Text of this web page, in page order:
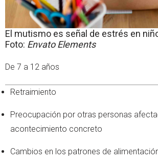
El mutismo es señal de estrés en
Foto: Envato Elements
De 7 a 12 años
Retraimiento
Preocupación por otras personas
acontecimiento concreto
Cambios en los patrones de